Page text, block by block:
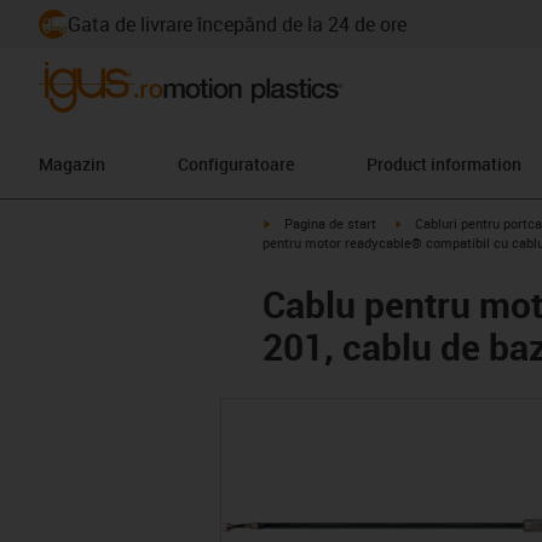
Gata de livrare începând de la 24 de ore
Magazin Configuratoare Product information
igus-icon-arrow-right
Pagina de start igus-icon-arrow-right
Cabluri pentru
pentru motor readycable® compatibil cu
Cablu pentru
201, cablu de